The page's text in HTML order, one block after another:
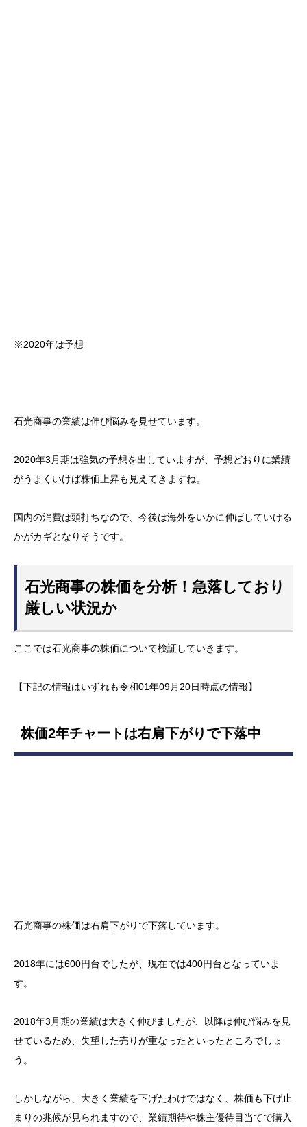
※2020年は予想
石光商事の業績は伸び悩みを見せています。
2020年3月期は強気の予想を出していますが、予想どおりに業績
がうまくいけば株価上昇も見えてきますね。
国内の消費は頭打ちなので、今後は海外をいかに伸ばしていける
かがカギとなりそうです。
石光商事の株価を分析！急落しており
厳しい状況か
ここでは石光商事の株価について検証していきます。
【下記の情報はいずれも令和01年09月20日時点の情報】
株価2年チャートは右肩下がりで下落中
石光商事の株価は右肩下がりで下落しています。
2018年には600円台でしたが、現在では400円台となっていま
す。
2018年3月期の業績は大きく伸びましたが、以降は伸び悩みを見
せているため、失望した売りが重なったといったところでしょ
う。
しかしながら、大きく業績を下げたわけではなく、株価も下げ止
まりの兆候が見られますので、業績期待や株主優待目当てで購入